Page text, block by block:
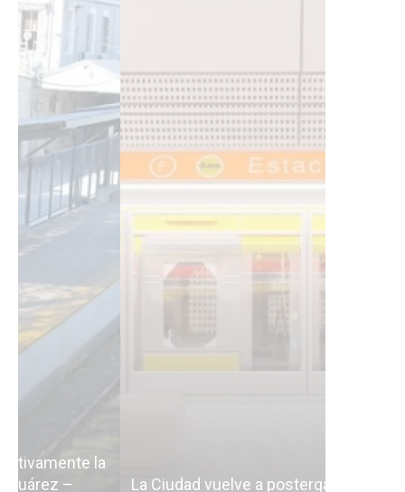
La Ciudad vuelve a postergar la